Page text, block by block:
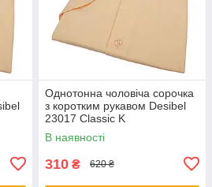
Однотонна чоловіча сорочка
з коротким рукавом Desibel
23017 Classic K
В наявності
310 ₴ 620 ₴